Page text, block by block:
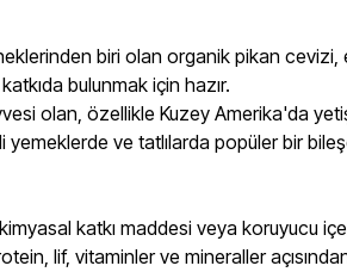
biri olan organik pikan
bulunmak için hazır.
olan, özellikle Kuzey Amerika'da
yemeklerde ve tatlılarda popüler bir
katkı maddesi veya koruyucu
lif, vitaminler ve mineraller